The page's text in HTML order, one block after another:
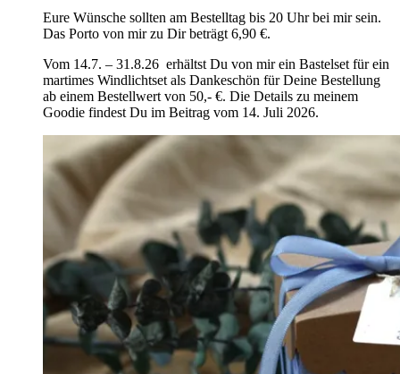
Eure Wünsche sollten am Bestelltag bis 20 Uhr bei mir sein.
Das Porto von mir zu Dir beträgt 6,90 €.
Vom 14.7. – 31.8.26 erhältst Du von mir ein Bastelset für ein
martimes Windlichtset als Dankeschön für Deine Bestellung
ab einem Bestellwert von 50,- €. Die Details zu meinem
Goodie findest Du im Beitrag vom 14. Juli 2026.